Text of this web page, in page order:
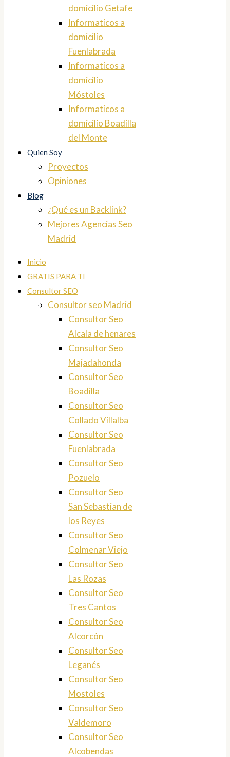
domicilio Getafe
Informaticos a
domicilio
Fuenlabrada
Informaticos a
domicilio
Móstoles
Informaticos a
domicilio Boadilla
del Monte
Quien Soy
Proyectos
Opiniones
Blog
¿Qué es un Backlink?
Mejores Agencias Seo
Madrid
Inicio
GRATIS PARA TI
Consultor SEO
Consultor seo Madrid
Consultor Seo
Alcala de henares
Consultor Seo
Majadahonda
Consultor Seo
Boadilla
Consultor Seo
Collado Villalba
Consultor Seo
Fuenlabrada
Consultor Seo
Pozuelo
Consultor Seo
San Sebastian de
los Reyes
Consultor Seo
Colmenar Viejo
Consultor Seo
Las Rozas
Consultor Seo
Tres Cantos
Consultor Seo
Alcorcón
Consultor Seo
Leganés
Consultor Seo
Mostoles
Consultor Seo
Valdemoro
Consultor Seo
Alcobendas